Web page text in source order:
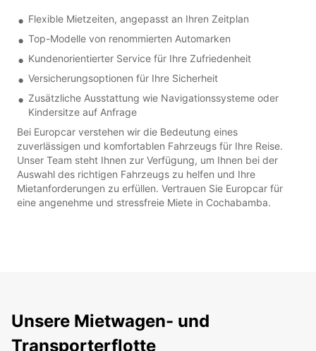
Flexible Mietzeiten, angepasst an Ihren Zeitplan
Top-Modelle von renommierten Automarken
Kundenorientierter Service für Ihre Zufriedenheit
Versicherungsoptionen für Ihre Sicherheit
Zusätzliche Ausstattung wie Navigationssysteme oder
Kindersitze auf Anfrage
Bei Europcar verstehen wir die Bedeutung eines
zuverlässigen und komfortablen Fahrzeugs für Ihre Reise.
Unser Team steht Ihnen zur Verfügung, um Ihnen bei der
Auswahl des richtigen Fahrzeugs zu helfen und Ihre
Mietanforderungen zu erfüllen. Vertrauen Sie Europcar für
eine angenehme und stressfreie Miete in Cochabamba.
Unsere Mietwagen- und
Transporterflotte